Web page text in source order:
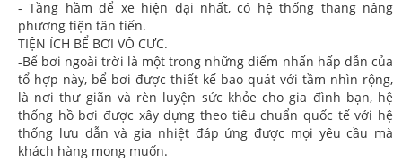
- Tầng hầm để xe hiện đại nhất, có hệ thống thang nâng
phương tiện tân tiến.
TIỆN ÍCH BỂ BƠI VÔ CƯC.
-Bể bơi ngoài trời là một trong những diểm nhấn hấp dẫn của
tổ hợp này, bể bơi được thiết kế bao quát với tầm nhìn rộng,
là nơi thư giãn và rèn luyện sức khỏe cho gia đình bạn, hệ
thống hồ bơi được xây dựng theo tiêu chuẩn quốc tế với hệ
thống lưu dẫn và gia nhiệt đáp ứng được mọi yêu cầu mà
khách hàng mong muốn.